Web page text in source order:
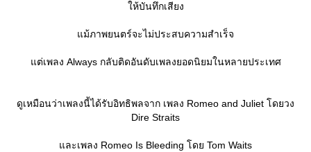
ห้บันทึกเสียง
ม้ภาพยนตร์จะไม่ประสบความสำเร็จ
ต่เพลง Always กลับติดอันดับเพลงยอดนิยมในหลายประเทศ
ดูเหมือนว่าเพลงนี้ได้รับอิทธิพลจาก เพลง Romeo and Juliet โดยวง
Dire Straits
ละเพลง Romeo Is Bleeding โดย Tom Waits